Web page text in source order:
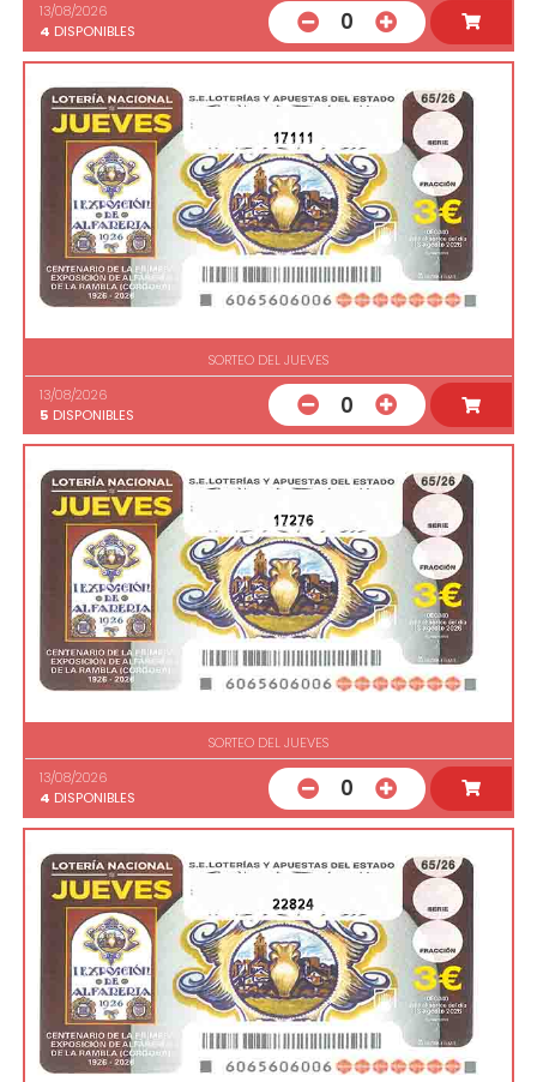
13/08/2026
4 DISPONIBLES 0
17111
SORTEO DEL JUEVES
13/08/2026
5 DISPONIBLES 0
17276
SORTEO DEL JUEVES
13/08/2026
4 DISPONIBLES 0
22824